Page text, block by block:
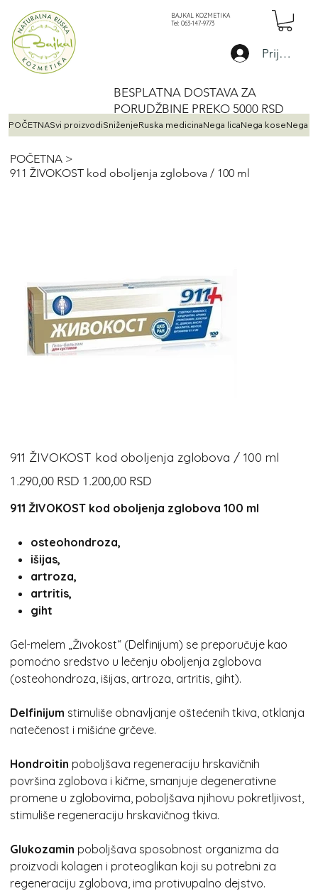
BAJKAL KOZMETIKA
Tel: 063-147-9773
BESPLATNA DOSTAVA ZA
PORUDŽBINE PREKO 5000 RSD
POČETNASvi proizvodiSniženjeRuska medicinaNega licaNega koseNega
Prijava
POČETNA >
911 ŽIVOKOST kod oboljenja zglobova / 100 ml
911 ŽIVOKOST kod oboljenja zglobova / 100 ml
Redovna
cijena
1.290,00 RSD
Cijena
s
1.200,00 RSD
911 ŽIVOKOST kod oboljenja zglobova 100 ml
osteohondroza,
išijas,
artroza,
artritis,
giht
Gel-melem „Živokost“ (Delfinijum) se preporučuje kao
pomoćno sredstvo u lečenju oboljenja zglobova
(osteohondroza, išijas, artroza, artritis, giht).
Delfinijum stimuliše obnavljanje oštećenih tkiva, otklanja
natečenost i mišićne grčeve.
Hondroitin poboljšava regeneraciju hrskavičnih
površina zglobova i kičme, smanjuje degenerativne
promene u zglobovima, poboljšava njihovu pokretljivost,
stimuliše regeneraciju hrskavičnog tkiva.
Glukozamin poboljšava sposobnost organizma da
proizvodi kolagen i proteoglikan koji su potrebni za
regeneraciju zglobova, ima protivupalno dejstvo.